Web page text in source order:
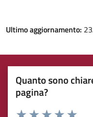
Ultimo aggiornamento:
Quanto sono
pagina?
Rating: